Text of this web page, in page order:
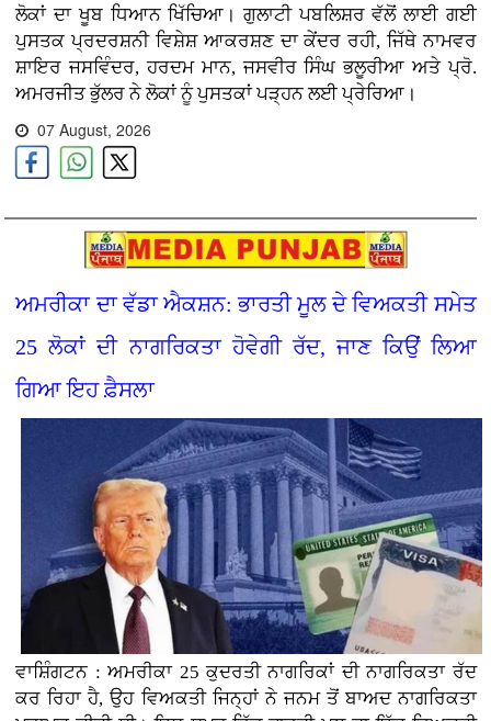
ਲੋਕਾਂ ਦਾ ਖੂਬ ਧਿਆਨ ਖਿੱਚਿਆ। ਗੁਲਾਟੀ ਪਬਲਿਸ਼ਰ ਵੱਲੋਂ ਲਾਈ ਗਈ
ਪੁਸਤਕ ਪ੍ਰਦਰਸ਼ਨੀ ਵਿਸ਼ੇਸ਼ ਆਕਰਸ਼ਣ ਦਾ ਕੇਂਦਰ ਰਹੀ, ਜਿੱਥੇ ਨਾਮਵਰ
ਸ਼ਾਇਰ ਜਸਵਿੰਦਰ, ਹਰਦਮ ਮਾਨ, ਜਸਵੀਰ ਸਿੰਘ ਭਲੂਰੀਆ ਅਤੇ ਪ੍ਰੋ.
ਅਮਰਜੀਤ ਭੁੱਲਰ ਨੇ ਲੋਕਾਂ ਨੂੰ ਪੁਸਤਕਾਂ ਪੜ੍ਹਨ ਲਈ ਪ੍ਰੇਰਿਆ।
07 August, 2026
ਅਮਰੀਕਾ ਦਾ ਵੱਡਾ ਐਕਸ਼ਨ: ਭਾਰਤੀ ਮੂਲ ਦੇ ਵਿਅਕਤੀ ਸਮੇਤ
25 ਲੋਕਾਂ ਦੀ ਨਾਗਰਿਕਤਾ ਹੋਵੇਗੀ ਰੱਦ, ਜਾਣ ਕਿਉਂ ਲਿਆ
ਗਿਆ ਇਹ ਫ਼ੈਸਲਾ
ਵਾਸ਼ਿੰਗਟਨ : ਅਮਰੀਕਾ 25 ਕੁਦਰਤੀ ਨਾਗਰਿਕਾਂ ਦੀ ਨਾਗਰਿਕਤਾ ਰੱਦ
ਕਰ ਰਿਹਾ ਹੈ, ਉਹ ਵਿਅਕਤੀ ਜਿਨ੍ਹਾਂ ਨੇ ਜਨਮ ਤੋਂ ਬਾਅਦ ਨਾਗਰਿਕਤਾ